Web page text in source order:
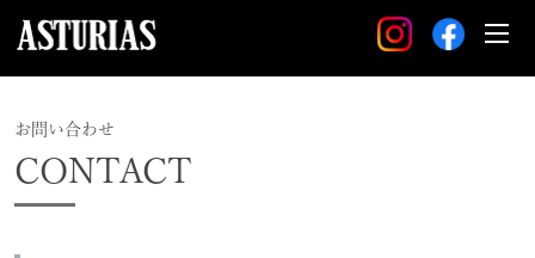
お問い合わせ
CONTACT